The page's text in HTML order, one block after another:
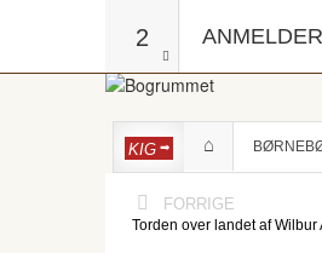
2
KIG
FORRIGE
Torden over landet af Wilbur